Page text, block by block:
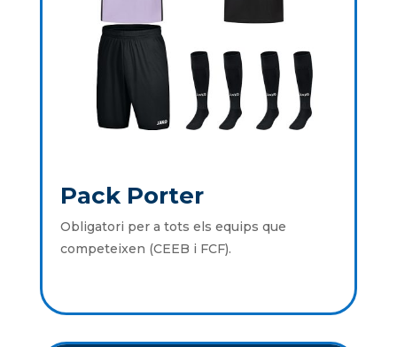
Pack Porter
Obligatori per a tots els equips que
competeixen (CEEB i FCF).